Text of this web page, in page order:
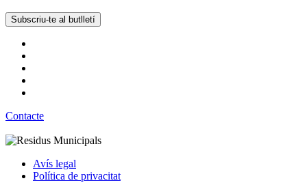
Subscriu-te al butlletí
Contacte
Avís legal
Política de privacitat